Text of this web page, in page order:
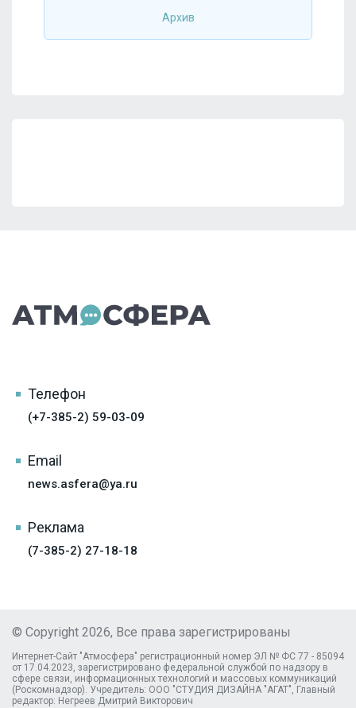
Архив
Телефон
(+7-385-2) 59-03-09
Email
news.asfera@ya.ru
Реклама
(7-385-2) 27-18-18
© Copyright 2026, Все права зарегистрированы
Интернет-Сайт "Атмосфера" регистрационный номер ЭЛ № ФС 77 - 85094
от 17.04.2023, зарегистрировано федеральной службой по надзору в
сфере связи, информационных технологий и массовых коммуникаций
(Роскомнадзор). Учредитель: ООО "СТУДИЯ ДИЗАЙНА "АГАТ", Главный
редактор: Негреев Дмитрий Викторович